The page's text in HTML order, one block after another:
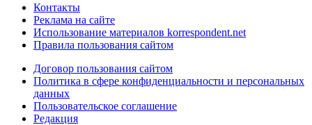
Контакты
Реклама на сайте
Использование материалов korrespondent.net
Правила пользования сайтом
Договор пользования сайтом
Политика в сфере конфиденциальности и персональных
данных
Пользовательское соглашение
Редакция